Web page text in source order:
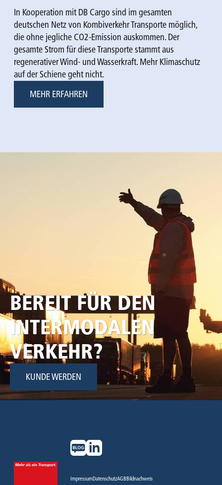
In Kooperation mit DB Cargo sind im gesamten
deutschen Netz von Kombiverkehr Transporte möglich,
die ohne jegliche CO2-Emission auskommen. Der
gesamte Strom für diese Transporte stammt aus
regenerativer Wind- und Wasserkraft. Mehr Klimaschutz
auf der Schiene geht nicht.
MEHR ERFAHREN
BEREIT FÜR DEN
INTERMODALEN
VERKEHR?
KUNDE WERDEN
ImpressumDatenschutzAGBBildnachweis